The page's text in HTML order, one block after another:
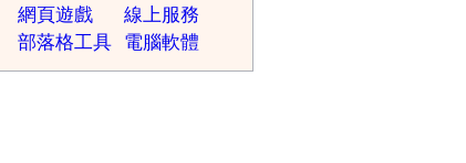
網頁遊戲
線上服務
部落格工具 電腦軟體